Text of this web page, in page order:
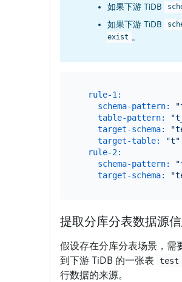
如果下游 TiDB
如果下游 TiDB
exist 。
rule-1:
schema-pattern:
table-pattern:
target-schema:
target-table:
"t"
rule-2:
schema-pattern:
target-schema:
提取分库分表数据源
假设存在分库分表场景，需
到下游 TiDB 的一张表
test
行数据的来源。